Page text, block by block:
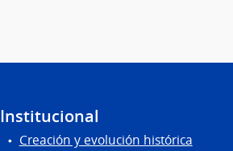
Institucional
Creación y evolución histórica